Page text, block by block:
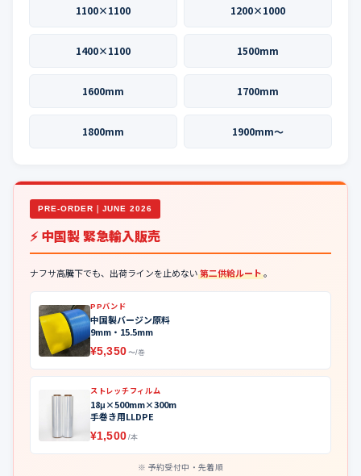
1100×1100 1200×1000
1400×1100 1500mm
1600mm 1700mm
1800mm 1900mm〜
PRE-ORDER｜JUNE 2026
⚡ 中国製 緊急輸入販売
ナフサ高騰下でも、出荷ラインを止めない第二供給ルート。
PPバンド
中国製バージン原料
9mm・15.5mm
¥5,350 〜/巻
ストレッチフィルム
18μ×500mm×300m
手巻き用LLDPE
¥1,500 /本
予約受付中・先着順